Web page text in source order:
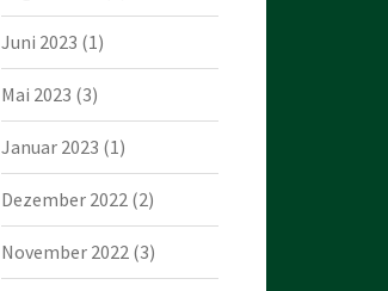
Juni 2023 (1)
Mai 2023 (3)
Januar 2023 (1)
Dezember 2022(2)
November 2022(3)